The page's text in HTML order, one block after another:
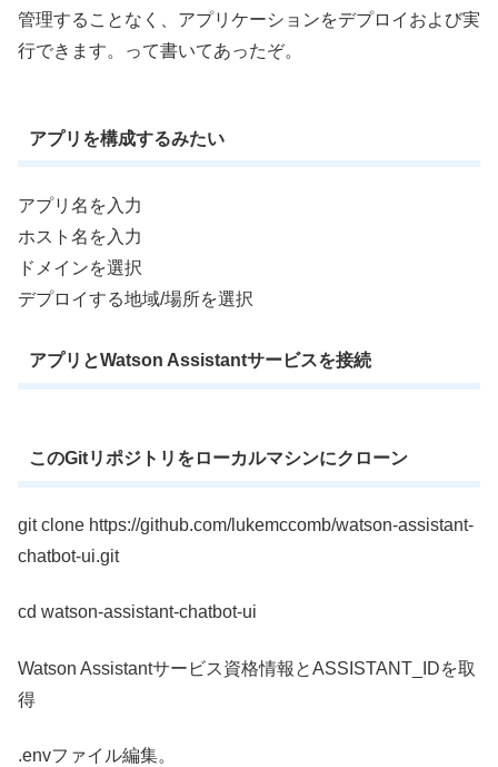
管理することなく、アプリケーションをデプロイおよび実
行できます。って書いてあったぞ。
アプリを構成するみたい
アプリ名を入力
ホスト名を入力
ドメインを選択
デプロイする地域/場所を選択
アプリとWatson Assistantサービスを接続
このGitリポジトリをローカルマシンにクローン
git clone https://github.com/lukemccomb/watson-assistant-
chatbot-ui.git
cd watson-assistant-chatbot-ui
Watson Assistantサービス資格情報とASSISTANT_IDを取
得
.envファイル編集。